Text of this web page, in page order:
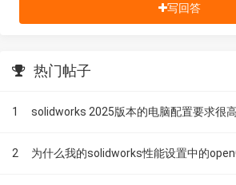
写回答
热门帖子
1 solidworks 2025版本的电脑配置要求很
2 为什么我的solidworks性能设置中的